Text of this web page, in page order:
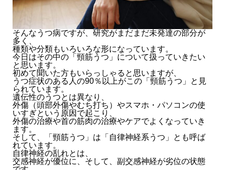
そんなうつ病ですが、研究がまだまだ未発達の部分が
多く、
種類や分類もいろいろな形になっています。
今日はその中の「頸筋うつ」について扱っていきたい
と思います。
初めて聞いた方もいらっしゃると思いますが、
うつ症状のある人の90％以上がこの「頸筋うつ」と見
られています。
遺伝性のうつとは異なり、
外傷（頭部外傷やむち打ち）やスマホ・パソコンの使
いすぎという原因で起こり、
外傷の治療や首の筋肉の治療やケアでよくなっていき
ます。
そして、「頸筋うつ」は「自律神経系うつ」とも呼ば
れています。
自律神経の乱れとは、
交感神経が優位に、そして、副交感神経が劣位の状態